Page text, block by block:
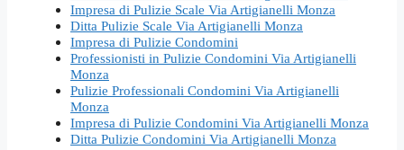
Impresa di Pulizie Scale Via Artigianelli Monza
Ditta Pulizie Scale Via Artigianelli Monza
Impresa di Pulizie Condomini
Professionisti in Pulizie Condomini Via Artigianelli
Monza
Pulizie Professionali Condomini Via Artigianelli
Monza
Impresa di Pulizie Condomini Via Artigianelli Monza
Ditta Pulizie Condomini Via Artigianelli Monza